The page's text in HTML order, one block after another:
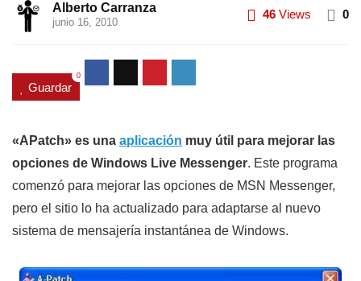
Alberto Carranza
junio 16, 2010
46 Views 0
Guardar
0
«APatch» es una aplicación muy útil para mejorar las
opciones de Windows Live Messenger. Este programa
comenzó para mejorar las opciones de MSN Messenger,
pero el sitio lo ha actualizado para adaptarse al nuevo
sistema de mensajería instantánea de Windows.